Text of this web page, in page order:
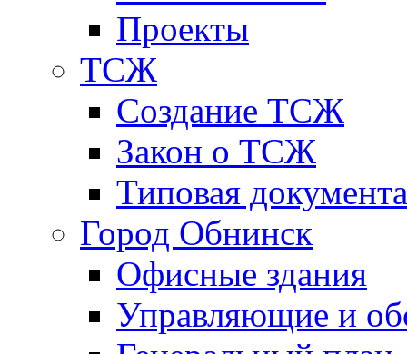
Проекты
ТСЖ
Создание ТСЖ
Закон о ТСЖ
Типовая
Город Обнинск
Офисные здания
Управляющие и